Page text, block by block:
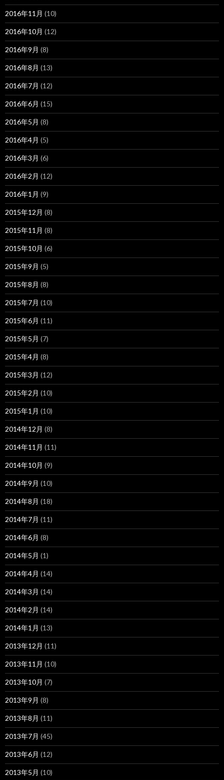
2016年11月 (10)
2016年10月 (12)
2016年9月 (8)
2016年8月 (13)
2016年7月 (12)
2016年6月 (15)
2016年5月 (8)
2016年4月 (5)
2016年3月 (6)
2016年2月 (12)
2016年1月 (9)
2015年12月 (8)
2015年11月 (8)
2015年10月 (6)
2015年9月 (5)
2015年8月 (8)
2015年7月 (10)
2015年6月 (11)
2015年5月 (7)
2015年4月 (8)
2015年3月 (12)
2015年2月 (10)
2015年1月 (10)
2014年12月 (8)
2014年11月 (11)
2014年10月 (9)
2014年9月 (10)
2014年8月 (18)
2014年7月 (11)
2014年6月 (8)
2014年5月 (1)
2014年4月 (14)
2014年3月 (14)
2014年2月 (14)
2014年1月 (13)
2013年12月 (11)
2013年11月 (10)
2013年10月 (7)
2013年9月 (8)
2013年8月 (11)
2013年7月 (45)
2013年6月 (12)
2013年5月 (10)